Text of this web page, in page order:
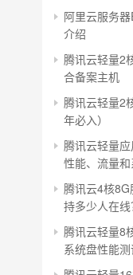
阿里云服务
介绍
腾讯云轻量2
合备案主机
腾讯云轻量2
年必入）
腾讯云轻量
性能、流量
腾讯云4核
持多少人在线
腾讯云轻量8
系统盘性能